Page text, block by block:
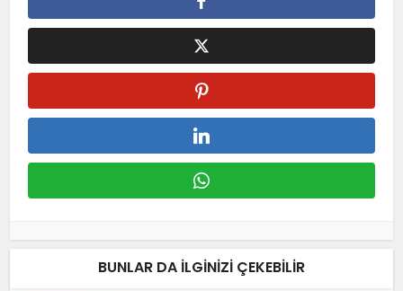
BUNLAR DA ILGINIZI ÇEKEBILIR